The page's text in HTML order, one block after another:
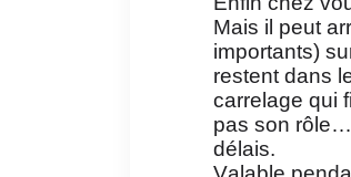
Mais il peut
importants)
restent dans
carrelage qui
pas son
délais.